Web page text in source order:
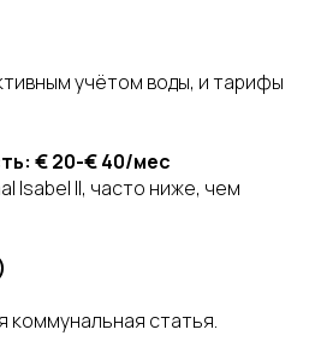
учётом воды, и тарифы
€ 20-€ 40/мес
Isabel II, часто ниже, чем
статья.